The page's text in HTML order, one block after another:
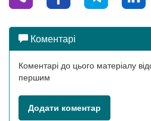
Коментарі
Коментарі до цього матеріалу
першим
Додати коментар